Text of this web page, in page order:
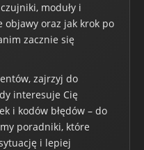
moduły i
objawy oraz jak krok po
zacznie się
zajrzyj do
interesuje Cię
i kodów błędów – do
poradniki, które
i lepiej